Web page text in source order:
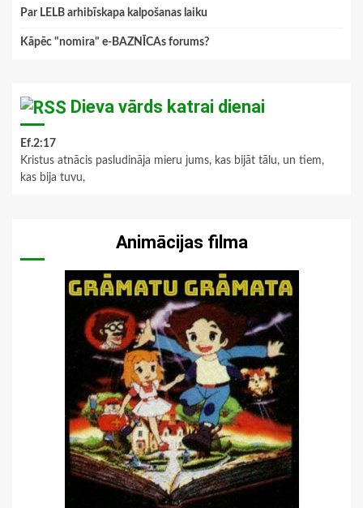
Par LELB arhibīskapa kalpošanas laiku
Kāpēc "nomira" e-BAZNĪCAs forums?
Dieva vārds katrai dienai
Ef.2:17
Kristus atnācis pasludināja mieru jums, kas bijāt tālu, un tiem,
kas bija tuvu,
Animācijas filma